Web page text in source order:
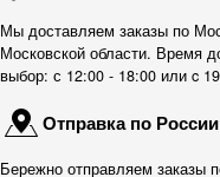
Мы доставляем заказы по
Московской области. Время
выбор: с 12:00 - 18:00 или c
Отправка по России
Бережно отправляем заказы